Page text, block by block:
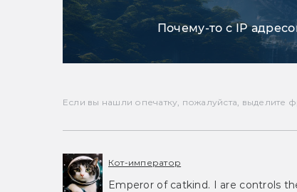
Почему-то с IP
Если вы нашли опечатку, пожалуйста, выделите
Кот-император
Emperor of catkind. I are controls